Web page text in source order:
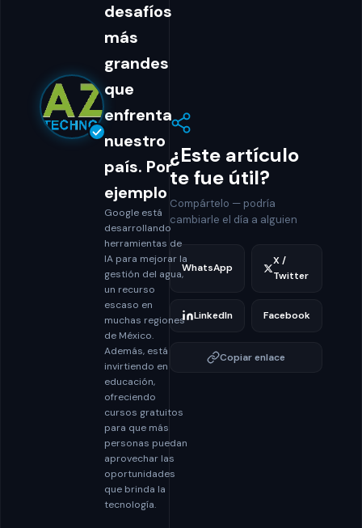
desafíos
más
grandes
que
enfrenta
nuestro
país. Por
ejemplo
Google está
desarrollando
herramientas de
IA para mejorar la
gestión del agua,
un recurso
escaso en
muchas regiones
de México.
Además, está
invirtiendo en
educación,
ofreciendo
cursos gratuitos
para que más
personas puedan
aprovechar las
oportunidades
que brinda la
tecnología.
¿Este artículo
te fue útil?
Compártelo — podría
cambiarle el día a alguien
WhatsApp
X /
Twitter
LinkedIn Facebook
Copiar enlace